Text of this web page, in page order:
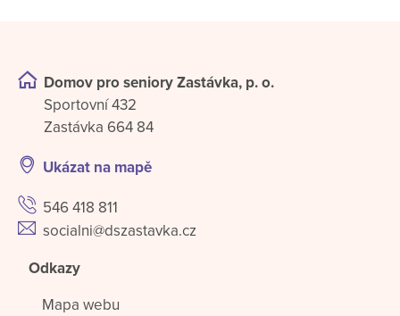
Domov pro seniory Zastávka, p. o.
Sportovní 432
Zastávka 664 84
Ukázat na mapě
546 418 811
socialni@dszastavka.cz
Odkazy
Mapa webu